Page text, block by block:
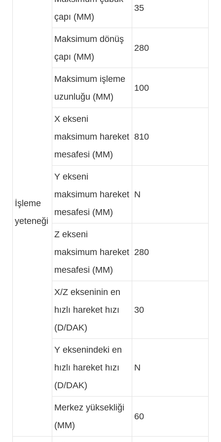
İşleme
yeteneği
çapı (MM)
35
Maksimum dönüş
çapı (MM)
280
Maksimum işleme
uzunluğu (MM)
100
X ekseni
maksimum hareket
mesafesi (MM)
810
Y ekseni
maksimum hareket
mesafesi (MM)
N
Z ekseni
maksimum hareket
mesafesi (MM)
280
X/Z ekseninin en
hızlı hareket hızı
(D/DAK)
30
Y eksenindeki en
hızlı hareket hızı
(D/DAK)
N
Merkez yüksekliği
(MM)
60